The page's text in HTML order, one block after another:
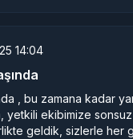
14:04
, bu zamana kadar
yetkili ekibimize
geldik, sizlerle her